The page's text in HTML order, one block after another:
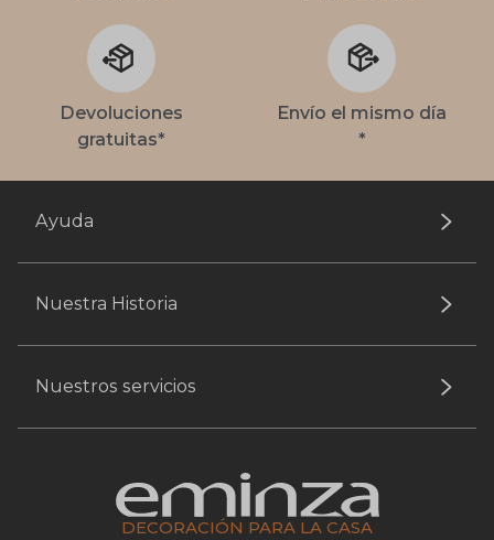
Devoluciones
gratuitas*
Envío el mismo día
*
Ayuda
Nuestra Historia
Nuestros servicios
DECORACIÓN PARA LA CASA